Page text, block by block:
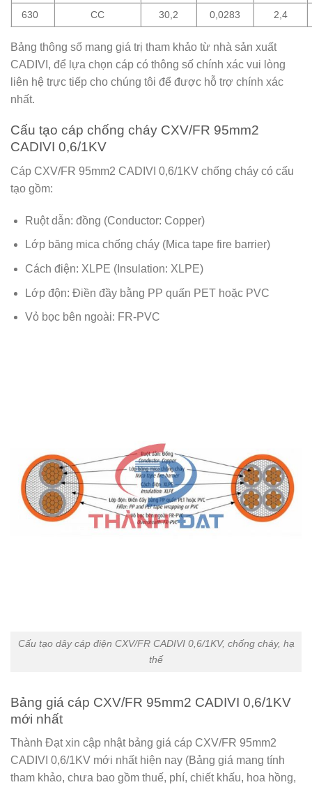
630 CC 30,2 0,0283 2,4
Bảng thông số mang giá trị tham khảo từ nhà sản xuất
CADIVI, để lựa chọn cáp có thông số chính xác vui lòng
liên hệ trực tiếp cho chúng tôi để được hỗ trợ chính xác
nhất.
Cấu tạo cáp chống cháy CXV/FR 95mm2
CADIVI 0,6/1KV
Cáp CXV/FR 95mm2 CADIVI 0,6/1KV chống cháy có cấu
tạo gồm:
Ruột dẫn: đồng (Conductor: Copper)
Lớp băng mica chống cháy (Mica tape fire barrier)
Cách điện: XLPE (Insulation: XLPE)
Lớp độn: Điền đầy bằng PP quấn PET hoặc PVC
Vỏ bọc bên ngoài: FR-PVC
Cấu tạo dây cáp điện CXV/FR CADIVI 0,6/1KV, chống cháy, hạ
thế
Bảng giá cáp CXV/FR 95mm2 CADIVI 0,6/1KV
mới nhất
Thành Đạt xin cập nhật bảng giá cáp CXV/FR 95mm2
CADIVI 0,6/1KV mới nhất hiện nay (Bảng giá mang tính
tham khảo, chưa bao gồm thuế, phí, chiết khấu, hoa hồng,